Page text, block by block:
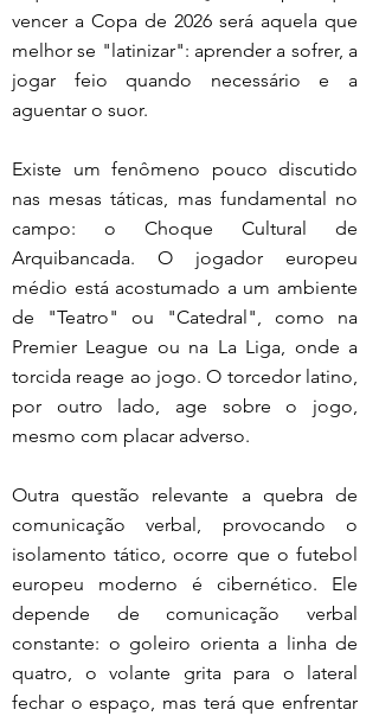
vencer a Copa de 2026 será aquela que
melhor se "latinizar": aprender a sofrer, a
jogar feio quando necessário e a
aguentar o suor.
Existe um fenômeno pouco discutido
nas mesas táticas, mas fundamental no
campo: o Choque Cultural de
Arquibancada. O jogador europeu
médio está acostumado a um ambiente
de "Teatro" ou "Catedral", como na
Premier League ou na La Liga, onde a
torcida reage ao jogo. O torcedor latino,
por outro lado, age sobre o jogo,
mesmo com placar adverso.
Outra questão relevante a quebra de
comunicação verbal, provocando o
isolamento tático, ocorre que o futebol
europeu moderno é cibernético. Ele
depende de comunicação verbal
constante: o goleiro orienta a linha de
quatro, o volante grita para o lateral
fechar o espaço, mas terá que enfrentar